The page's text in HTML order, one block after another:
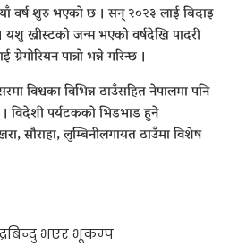
वर्ष शुरु भएको छ । सन् २०२३ लाई बिदाइ
ख्रीस्टको जन्म भएको वर्षदेखि पादरी
पात्रो भन्ने गरिन्छ ।
विश्वका विभिन्न ठाउँसहित नेपालमा पनि
विदेशी पर्यटकको भिडभाड हुने
सौराहा, लुम्बिनीलगायत ठाउँमा विशेष
भएर भूकम्प